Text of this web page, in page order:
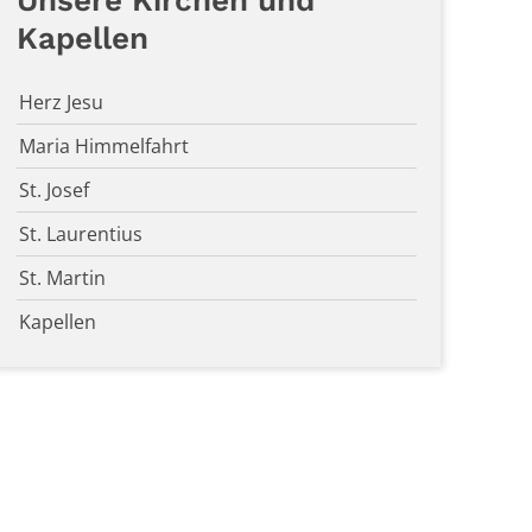
Kapellen
Herz Jesu
Maria Himmelfahrt
St. Josef
St. Laurentius
St. Martin
Kapellen